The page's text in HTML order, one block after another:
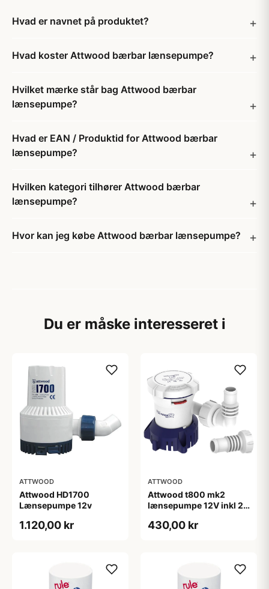
Hvad er navnet på produktet?
Hvad koster Attwood bærbar lænsepumpe?
Hvilket mærke står bag Attwood bærbar
lænsepumpe?
Hvad er EAN / Produktid for Attwood bærbar
lænsepumpe?
Hvilken kategori tilhører Attwood bærbar
lænsepumpe?
Hvor kan jeg købe Attwood bærbar lænsepumpe?
Du er måske interesseret i
ATTWOOD
Attwood HD1700
Lænsepumpe 12v
1.120,00 kr
ATTWOOD
Attwood t800 mk2
lænsepumpe 12V inkl 2
430,00 kr